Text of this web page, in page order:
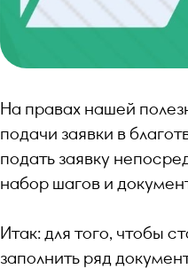
На правах нашей
подачи заявки в
подать заявку
набор шагов и
Итак: для того, чтобы
заполнить ряд